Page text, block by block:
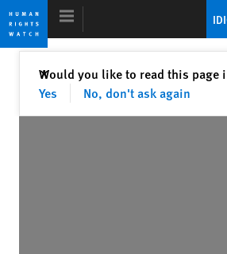
Skip
to
cookie
privacy
Skip
to
main
content
World Report 2011
Would you like to read this page
Yes
No, don't ask again
✕Cerrar